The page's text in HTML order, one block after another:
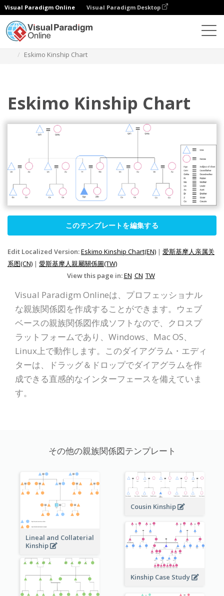
Visual Paradigm Online Visual Paradigm Desktop
Eskimo Kinship Chart
Eskimo Kinship Chart
このテンプレートを編集する
Edit Localized Version:Eskimo Kinship Chart(EN) | 爱斯基摩人亲属关
系图(CN) | 愛斯基摩人親屬關係圖(TW)
View this page in:EN CN TW
Visual Paradigm Onlineは、プロフェッショナル
な親族関係図を作成することができます。ウェブ
ベースの親族関係図作成ソフトなので、クロスプ
ラットフォームであり、Windows、Mac OS、
Linux上で動作します。このダイアグラム・エディ
ターは、ドラッグ＆ドロップでダイアグラムを作
成できる直感的なインターフェースを備えていま
す。
その他の親族関係図テンプレート
Lineal and Collaterial
Kinship
Cousin Kinship
Kinship Case Study